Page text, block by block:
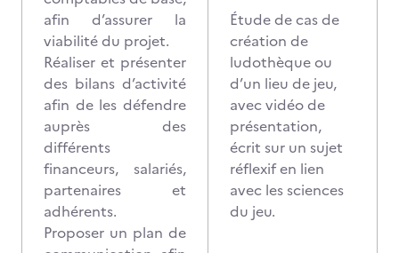
afin d’assurer la
viabilité du projet.
Réaliser et présenter
des bilans d’activité
afin de les défendre
auprès des
différents
financeurs, salariés,
partenaires et
adhérents.
Proposer un plan de
Étude de casde
création de
ludothèque ou
d’un lieu de jeu,
avecvidéo de
présentation,
écrit sur un sujet
réflexif en lien
avec les sciences
du jeu.